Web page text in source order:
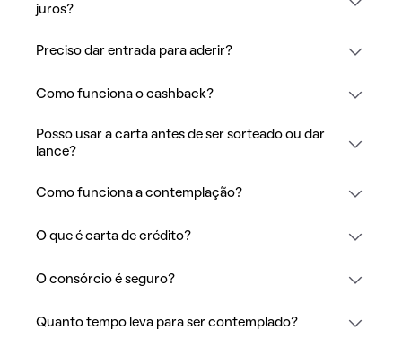
juros?
Preciso dar entrada para aderir?
Como funciona o cashback?
Posso usar a carta antes de ser sorteado ou dar
lance?
Como funciona a contemplação?
O que é carta de crédito?
O consórcio é seguro?
Quanto tempo leva para ser contemplado?